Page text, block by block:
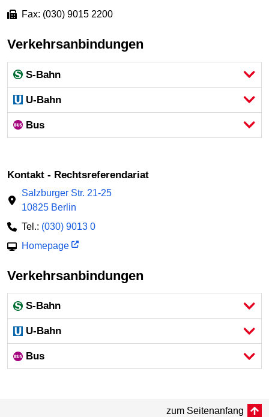
Fax: (030) 9015 2200
Verkehrsanbindungen
S-Bahn
U-Bahn
Bus
Kontakt - Rechtsreferendariat
Salzburger Str. 21-25
10825 Berlin
Tel.: (030) 9013 0
Homepage
Verkehrsanbindungen
S-Bahn
U-Bahn
Bus
zum Seitenanfang